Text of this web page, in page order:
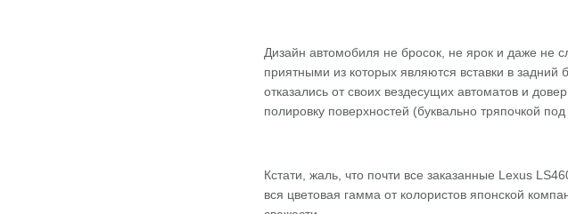
Дизайн автомобиля не бросок, не ярок и даже не
приятными из которых являются вставки в
отказались от своих вездесущих автоматов и
полировку поверхностей (буквально тряпочкой
Кстати, жаль, что почти все заказанные Lexus
вся цветовая гамма от колористов японской